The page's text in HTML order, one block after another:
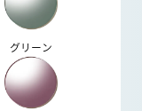
グリーン